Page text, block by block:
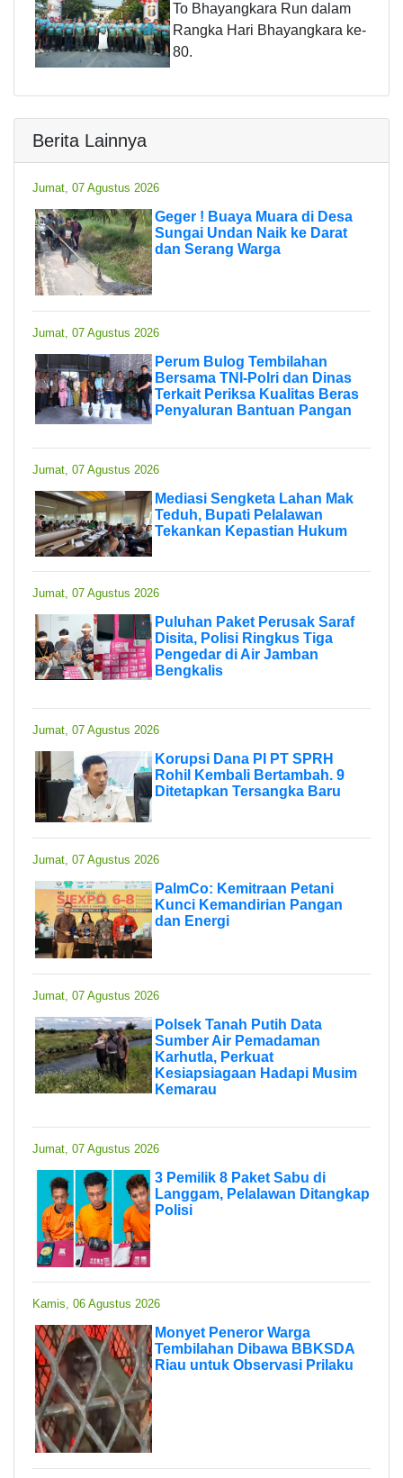
To Bhayangkara Run dalam
Rangka Hari Bhayangkara ke-
80.
Berita Lainnya
Jumat, 07 Agustus 2026
Geger ! Buaya Muara di Desa
Sungai Undan Naik ke Darat
dan Serang Warga
Jumat, 07 Agustus 2026
Perum Bulog Tembilahan
Bersama TNI-Polri dan Dinas
Terkait Periksa Kualitas Beras
Penyaluran Bantuan Pangan
Jumat, 07 Agustus 2026
Mediasi Sengketa Lahan Mak
Teduh, Bupati Pelalawan
Tekankan Kepastian Hukum
Jumat, 07 Agustus 2026
Puluhan Paket Perusak Saraf
Disita, Polisi Ringkus Tiga
Pengedar di Air Jamban
Bengkalis
Jumat, 07 Agustus 2026
Korupsi Dana PI PT SPRH
Rohil Kembali Bertambah. 9
Ditetapkan Tersangka Baru
Jumat, 07 Agustus 2026
PalmCo: Kemitraan Petani
Kunci Kemandirian Pangan
dan Energi
Jumat, 07 Agustus 2026
Polsek Tanah Putih Data
Sumber Air Pemadaman
Karhutla, Perkuat
Kesiapsiagaan Hadapi Musim
Kemarau
Jumat, 07 Agustus 2026
3 Pemilik 8 Paket Sabu di
Langgam, Pelalawan Ditangkap
Polisi
Kamis, 06 Agustus 2026
Monyet Peneror Warga
Tembilahan Dibawa BBKSDA
Riau untuk Observasi Prilaku